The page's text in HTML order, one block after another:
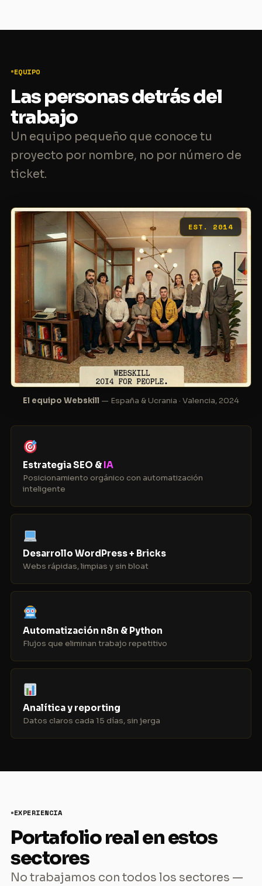
EQUIPO
Las personas detrás del
trabajo
Un equipo pequeño que conoce tu
proyecto por nombre, no por número de
ticket.
EST. 2014
El equipo Webskill — España & Ucrania · Valencia, 2024
Estrategia SEO & IA
Posicionamiento orgánico con automatización
inteligente
Desarrollo WordPress + Bricks
Webs rápidas, limpias y sin bloat
Automatización n8n & Python
Flujos que eliminan trabajo repetitivo
Analítica y reporting
Datos claros cada 15 días, sin jerga
EXPERIENCIA
Portafolio real en estos
sectores
No trabajamos con todos los sectores —